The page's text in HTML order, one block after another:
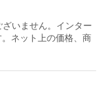
いません。インター
ネット上の価格、商